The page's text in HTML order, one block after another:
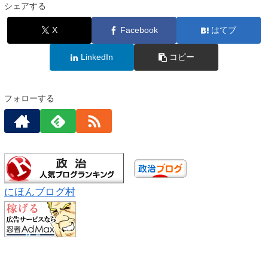
シェアする
X Facebook はてブ
LinkedIn コピー
フォローする
にほんブログ村